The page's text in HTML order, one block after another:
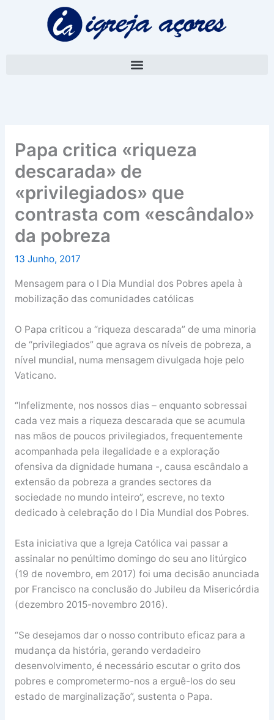
Papa critica «riqueza
descarada» de
«privilegiados» que
contrasta com «escândalo»
da pobreza
13 Junho, 2017
Mensagem para o I Dia Mundial dos Pobres apela à
mobilização das comunidades católicas
O Papa criticou a “riqueza descarada” de uma minoria
de “privilegiados” que agrava os níveis de pobreza, a
nível mundial, numa mensagem divulgada hoje pelo
Vaticano.
“Infelizmente, nos nossos dias – enquanto sobressai
cada vez mais a riqueza descarada que se acumula
nas mãos de poucos privilegiados, frequentemente
acompanhada pela ilegalidade e a exploração
ofensiva da dignidade humana -, causa escândalo a
extensão da pobreza a grandes sectores da
sociedade no mundo inteiro”, escreve, no texto
dedicado à celebração do I Dia Mundial dos Pobres.
Esta iniciativa que a Igreja Católica vai passar a
assinalar no penúltimo domingo do seu ano litúrgico
(19 de novembro, em 2017) foi uma decisão anunciada
por Francisco na conclusão do Jubileu da Misericórdia
(dezembro 2015-novembro 2016).
“Se desejamos dar o nosso contributo eficaz para a
mudança da história, gerando verdadeiro
desenvolvimento, é necessário escutar o grito dos
pobres e comprometermo-nos a erguê-los do seu
estado de marginalização”, sustenta o Papa.